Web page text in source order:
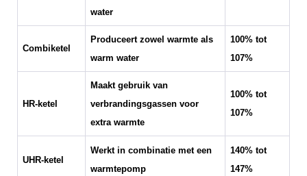
water
Combiketel
Produceert zowel warmte als
warm water
100% tot
107%
HR-ketel
Maakt gebruik van
verbrandingsgassen voor
extra warmte
100% tot
107%
UHR-ketel
Werkt in combinatie met een
warmtepomp
140% tot
147%